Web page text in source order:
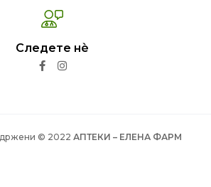
Следете нѐ
© 2022 АПТЕКИ – ЕЛЕНА ФАРМ